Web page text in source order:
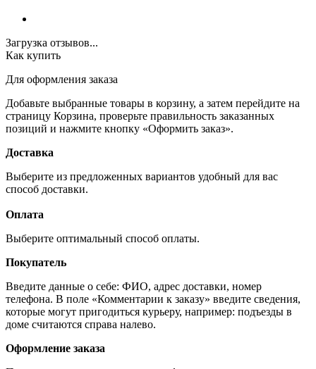
Загрузка отзывов...
Как купить
Для оформления заказа
Добавьте выбранные товары в корзину, а затем перейдите на
страницу Корзина, проверьте правильность заказанных
позиций и нажмите кнопку «Оформить заказ».
Доставка
Выберите из предложенных вариантов удобный для вас
способ доставки.
Оплата
Выберите оптимальный способ оплаты.
Покупатель
Введите данные о себе: ФИО, адрес доставки, номер
телефона. В поле «Комментарии к заказу» введите сведения,
которые могут пригодиться курьеру, например: подъезды в
доме считаются справа налево.
Оформление заказа